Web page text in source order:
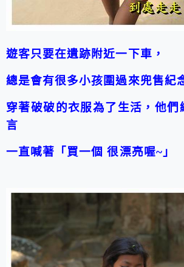
遊客只要在遺跡附近一下車，
總是會有很多小孩圍過來兜售紀
穿著破破的衣服為了生活，他們
言
一直喊著「買一個 很漂亮喔~」